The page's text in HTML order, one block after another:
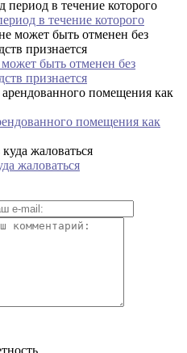
в течение которого
быть отменен без
признается
помещения как
жаловаться